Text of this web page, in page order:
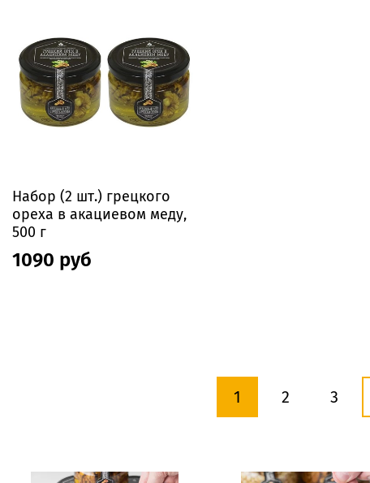
Набор (2 шт.) грецкого
ореха в акациевом меду,
500 г
1090 руб
1 2 3